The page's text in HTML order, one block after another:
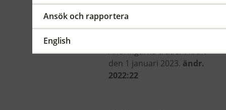
Ansök och rapportera
English
2019 om en paneuropeisk
privat pensionsprodukt
(PEPP-produkt).
Ändringarna träder i kraft
den 1 januari 2023. ändr.
2022:22